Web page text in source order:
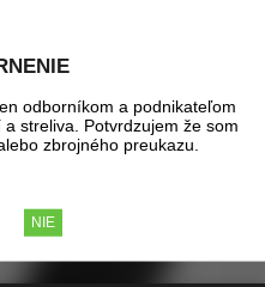
odborníkom a podnikateľom
streliva. Potvrdzujem že som
zbrojného preukazu.